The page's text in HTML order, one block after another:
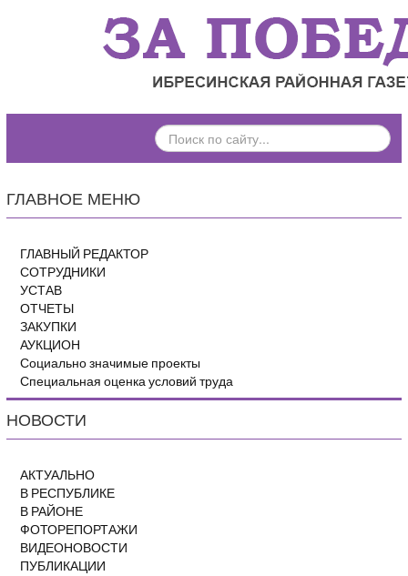
ПОИСК
ПО
ГЛАВНОЕ МЕНЮ
ГЛАВНЫЙ РЕДАКТОР
СОТРУДНИКИ
УСТАВ
ОТЧЕТЫ
ЗАКУПКИ
АУКЦИОН
Социально значимые проекты
Специальная оценка условий труда
НОВОСТИ
АКТУАЛЬНО
В РЕСПУБЛИКЕ
В РАЙОНЕ
ФОТОРЕПОРТАЖИ
ВИДЕОНОВОСТИ
ПУБЛИКАЦИИ